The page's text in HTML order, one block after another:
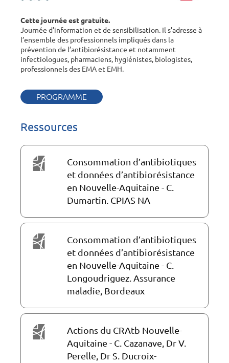
Cette journée est gratuite.
Journée d’information et de sensibilisation. Il s’adresse à
l’ensemble des professionnels impliqués dans la
prévention de l’antibiorésistance et notamment
infectiologues, pharmaciens, hygiénistes, biologistes,
professionnels des EMA et EMH.
PROGRAMME
Ressources
Consommation d’antibiotiques
et données d’antibiorésistance
en Nouvelle-Aquitaine - C.
Dumartin. CPIAS NA
Consommation d’antibiotiques
et données d’antibiorésistance
en Nouvelle-Aquitaine - C.
Longoudriguez. Assurance
maladie, Bordeaux
Actions du CRAtb Nouvelle-
Aquitaine - C. Cazanave, Dr V.
Perelle, Dr S. Ducroix-